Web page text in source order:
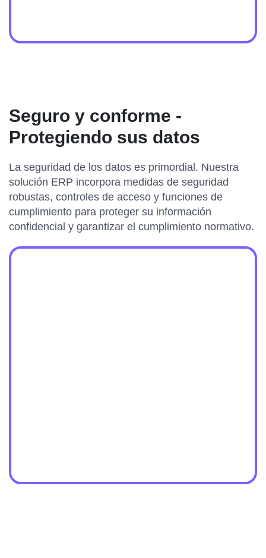
Seguro y conforme -
Protegiendo sus datos
La seguridad de los datos es primordial. Nuestra
solución ERP incorpora medidas de seguridad
robustas, controles de acceso y funciones de
cumplimiento para proteger su información
confidencial y garantizar el cumplimiento normativo.